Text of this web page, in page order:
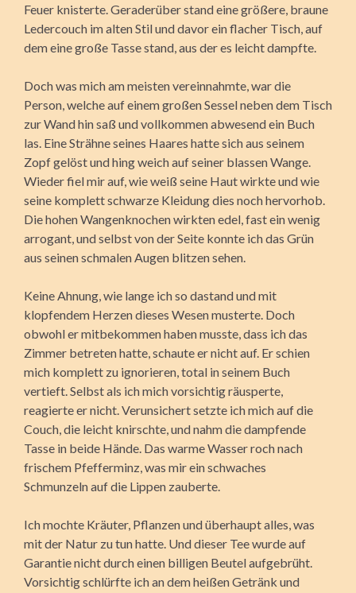
Feuer knisterte. Geraderüber stand eine größere, braune
Ledercouch im alten Stil und davor ein flacher Tisch, auf
dem eine große Tasse stand, aus der es leicht dampfte.
Doch was mich am meisten vereinnahmte, war die
Person, welche auf einem großen Sessel neben dem Tisch
zur Wand hin saß und vollkommen abwesend ein Buch
las. Eine Strähne seines Haares hatte sich aus seinem
Zopf gelöst und hing weich auf seiner blassen Wange.
Wieder fiel mir auf, wie weiß seine Haut wirkte und wie
seine komplett schwarze Kleidung dies noch hervorhob.
Die hohen Wangenknochen wirkten edel, fast ein wenig
arrogant, und selbst von der Seite konnte ich das Grün
aus seinen schmalen Augen blitzen sehen.
Keine Ahnung, wie lange ich so dastand und mit
klopfendem Herzen dieses Wesen musterte. Doch
obwohl er mitbekommen haben musste, dass ich das
Zimmer betreten hatte, schaute er nicht auf. Er schien
mich komplett zu ignorieren, total in seinem Buch
vertieft. Selbst als ich mich vorsichtig räusperte,
reagierte er nicht. Verunsichert setzte ich mich auf die
Couch, die leicht knirschte, und nahm die dampfende
Tasse in beide Hände. Das warme Wasser roch nach
frischem Pfefferminz, was mir ein schwaches
Schmunzeln auf die Lippen zauberte.
Ich mochte Kräuter, Pflanzen und überhaupt alles, was
mit der Natur zu tun hatte. Und dieser Tee wurde auf
Garantie nicht durch einen billigen Beutel aufgebrüht.
Vorsichtig schlürfte ich an dem heißen Getränk und